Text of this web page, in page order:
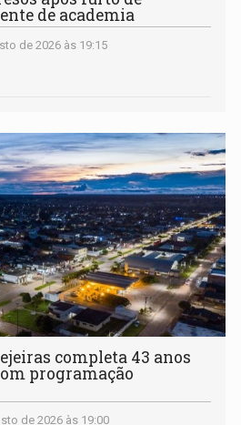
de academia
de 2026 às 19:15
completa 43 anos
programação
de 2026 às 19:00